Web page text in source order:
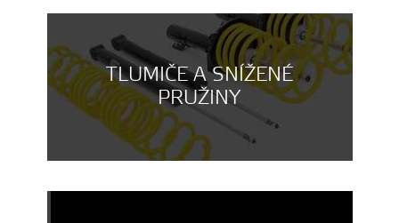
TLUMIČE A SNÍŽENÉ
PRUŽINY